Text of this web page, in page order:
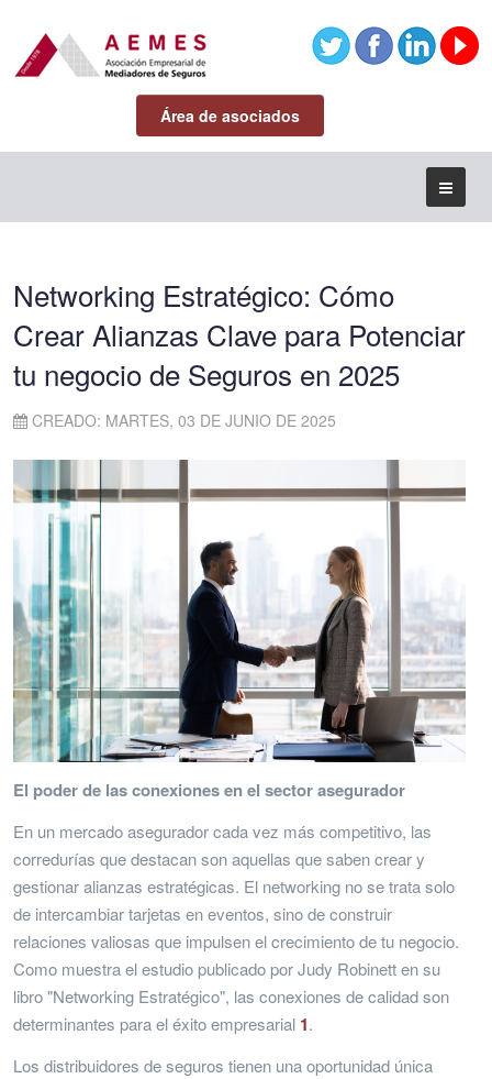
Área de asociados
Networking Estratégico: Cómo
Crear Alianzas Clave para Potenciar
tu negocio de Seguros en 2025
CREADO: MARTES, 03 DE JUNIO DE 2025
El poder de las conexiones en el sector asegurador
En un mercado asegurador cada vez más competitivo, las
corredurías que destacan son aquellas que saben crear y
gestionar alianzas estratégicas. El networking no se trata solo
de intercambiar tarjetas en eventos, sino de construir
relaciones valiosas que impulsen el crecimiento de tu negocio.
Como muestra el estudio publicado por Judy Robinett en su
libro "Networking Estratégico", las conexiones de calidad son
determinantes para el éxito empresarial 1.
Los distribuidores de seguros tienen una oportunidad única